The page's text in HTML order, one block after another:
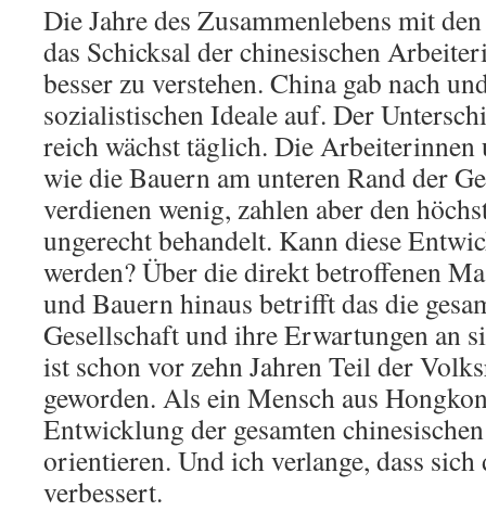
Die Jahre des Zusammenlebens mit
das Schicksal der chinesischen
besser zu verstehen. China gab nach
sozialistischen Ideale auf. Der
reich wächst täglich. Die Arbeiterinnen
wie die Bauern am unteren Rand der
verdienen wenig, zahlen aber den
ungerecht behandelt. Kann diese
werden? Über die direkt betroffenen
und Bauern hinaus betrifft das die
Gesellschaft und ihre Erwartungen an
ist schon vor zehn Jahren Teil der
geworden. Als ein Mensch aus
Entwicklung der gesamten
orientieren. Und ich verlange, dass
verbessert.